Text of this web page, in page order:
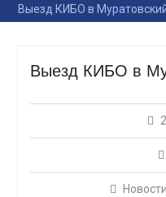
Выезд КИБО в
Выезд КИБО в